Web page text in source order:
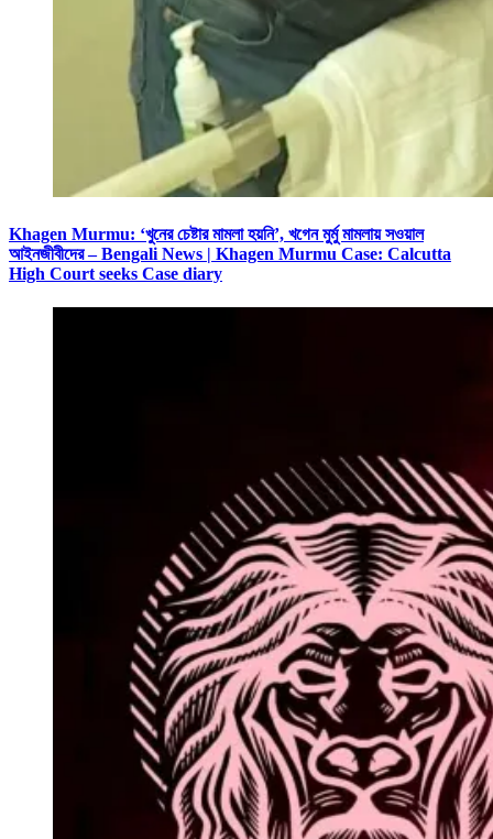
Khagen Murmu: ‘খুনের চেষ্টার মামলা হয়নি’, খগেন মুর্মু মামলায় সওয়াল
আইনজীবীদের – Bengali News | Khagen Murmu Case: Calcutta
High Court seeks Case diary